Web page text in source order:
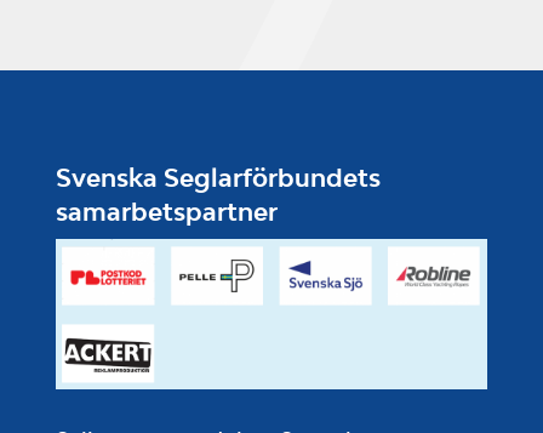
Svenska Seglarförbundets
samarbetspartner